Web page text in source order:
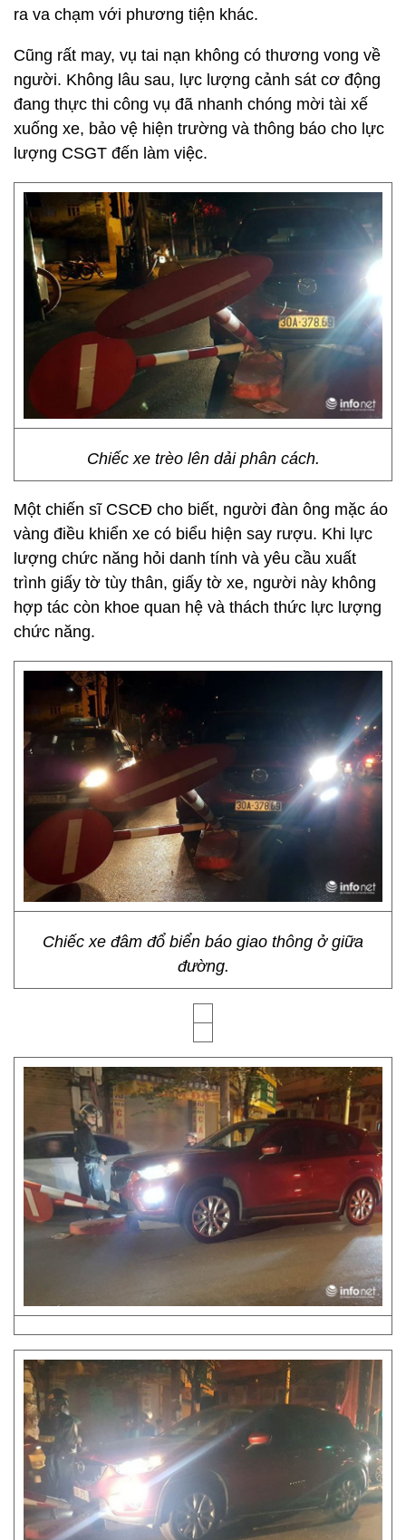
ra va chạm với phương tiện khác.
Cũng rất may, vụ tai nạn không có thương vong về
người. Không lâu sau, lực lượng cảnh sát cơ động
đang thực thi công vụ đã nhanh chóng mời tài xế
xuống xe, bảo vệ hiện trường và thông báo cho lực
lượng CSGT đến làm việc.
Chiếc xe trèo lên dải phân cách.
Một chiến sĩ CSCĐ cho biết, người đàn ông mặc áo
vàng điều khiển xe có biểu hiện say rượu. Khi lực
lượng chức năng hỏi danh tính và yêu cầu xuất
trình giấy tờ tùy thân, giấy tờ xe, người này không
hợp tác còn khoe quan hệ và thách thức lực lượng
chức năng.
Chiếc xe đâm đổ biển báo giao thông ở giữa
đường.